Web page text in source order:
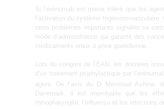
Si l’érénumab est mieux toléré que les
l’activation du système trigémino-
rares problèmes importants signalés se
mode d’administration qui garantit des
médicaments oraux à prise quotidienne.
Lors du congrès de l’EAN, les données
d’un traitement prophylactique par
agent. De l’avis du D
Messoud Ashina,
Danemark, il est improbable que les
rhinopharyngite, l’influenza et les infections